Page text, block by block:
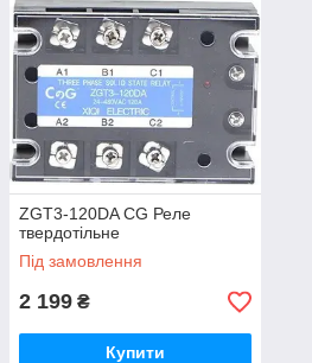
ZGT3-120DA CG Реле
твердотільне
Під замовлення
2 199 ₴
Купити